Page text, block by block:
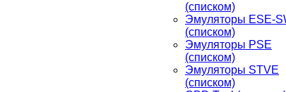
(списком)
Эмуляторы ESE-
(списком)
Эмуляторы PSE
(списком)
Эмуляторы STVE
(списком)